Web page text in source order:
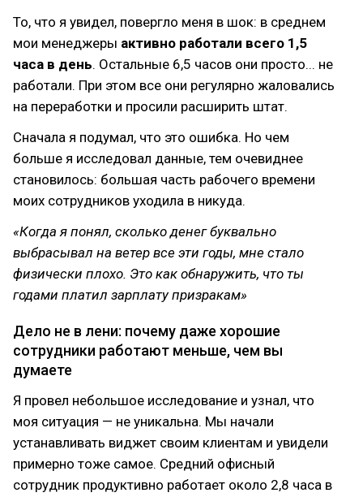
То, что я увидел, повергло меня в шок: в среднем
мои менеджеры активно работали всего 1,5
часа в день. Остальные 6,5 часов они просто... не
работали. При этом все они регулярно жаловались
на переработки и просили расширить штат.
Сначала я подумал, что это ошибка. Но чем
больше я исследовал данные, тем очевиднее
становилось: большая часть рабочего времени
моих сотрудников уходила в никуда.
«Когда я понял, сколько денег буквально
выбрасывал на ветер все эти годы, мне стало
физически плохо. Это как обнаружить, что ты
годами платил зарплату призракам»
Дело не в лени: почему даже хорошие
сотрудники работают меньше, чем вы
думаете
Я провел небольшое исследование и узнал, что
моя ситуация — не уникальна. Мы начали
устанавливать виджет своим клиентам и увидели
примерно тоже самое. Средний офисный
сотрудник продуктивно работает около 2,8 часа в